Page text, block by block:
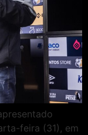
feira (31), em